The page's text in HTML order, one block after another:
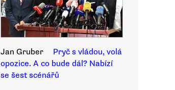
Jan Gruber
Pryč s vládou, volá
opozice. A co bude dál? Nabízí
se šest scénářů